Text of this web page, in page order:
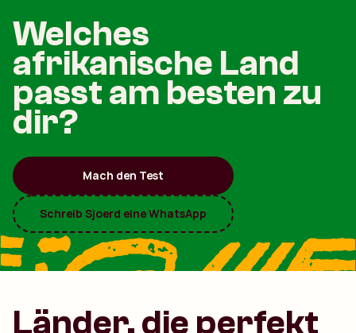
Welches
afrikanische Land
passt am besten zu
dir?
Mach den Test
Schreib Sjoerd eine WhatsApp
Länder, die perfekt